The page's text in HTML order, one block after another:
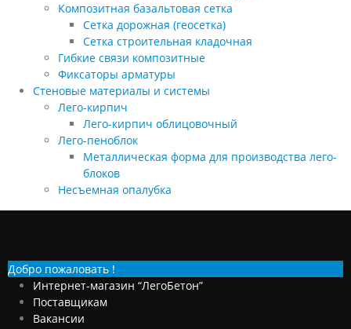
Композитная базальтовая сетка
Сетка дорожная (геосетка)
Сетка строительная кладочная
Гибкие связи композитные
Фиксаторы арматуры
Стеновые материалы и системы
Лего-кирпич
Лего-кирпич облицовочный
Лего-пеноблок
Металлическая форма для производства лего-
блоков
Несъемная опалубка
Добро пожаловать !
Интернет-магазин “ЛегоБетон”
Поставщикам
Вакансии